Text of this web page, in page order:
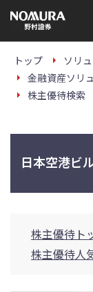
の
ー
トップ
ソリ
金融資産ソリ
株主優待検索
日本空港ビ
株主優待ト
株主優待人